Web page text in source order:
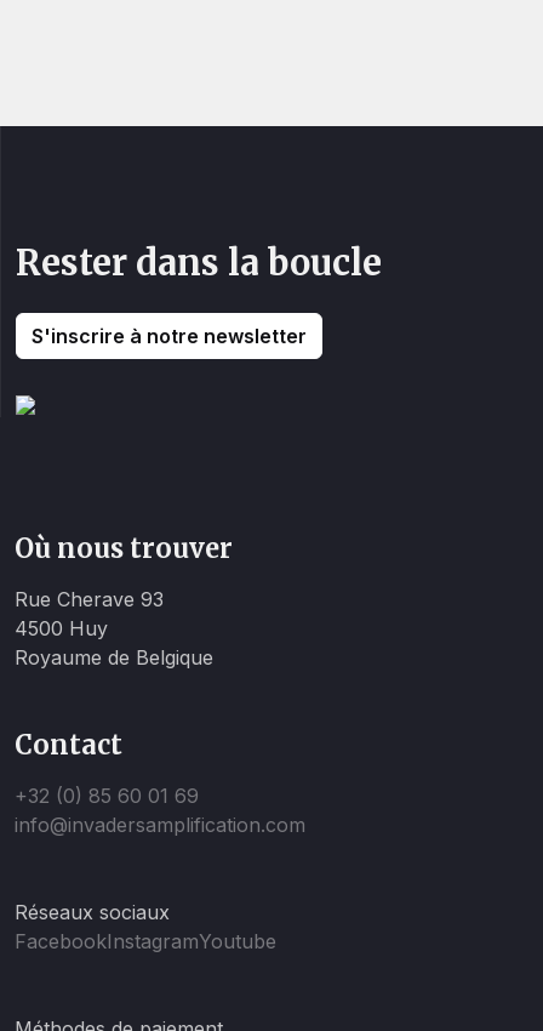
Rester dans la boucle
S'inscrire à notre newsletter
Où nous trouver
Rue Cherave 93
4500 Huy
Royaume de Belgique
Contact
+32 (0) 85 60 01 69
info@invadersamplification.com
Réseaux sociaux
FacebookInstagramYoutube